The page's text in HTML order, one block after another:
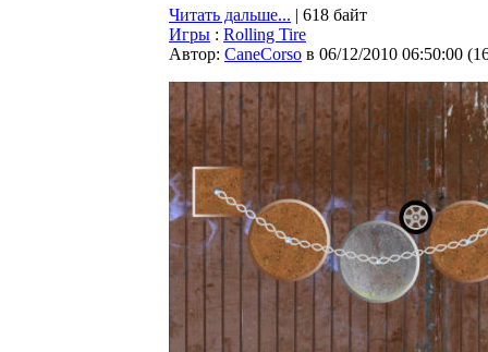
Читать дальше... | 618 байт
Игры : Rolling Tire
Автор: CaneCorso в 06/12/2010 06:50:00 (